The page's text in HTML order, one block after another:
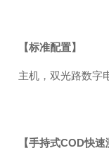
【标准配置】
主机，双光路数字
【手持式COD快速